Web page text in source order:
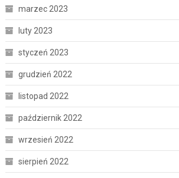
marzec 2023
luty 2023
styczeń 2023
grudzień 2022
listopad 2022
październik 2022
wrzesień 2022
sierpień 2022